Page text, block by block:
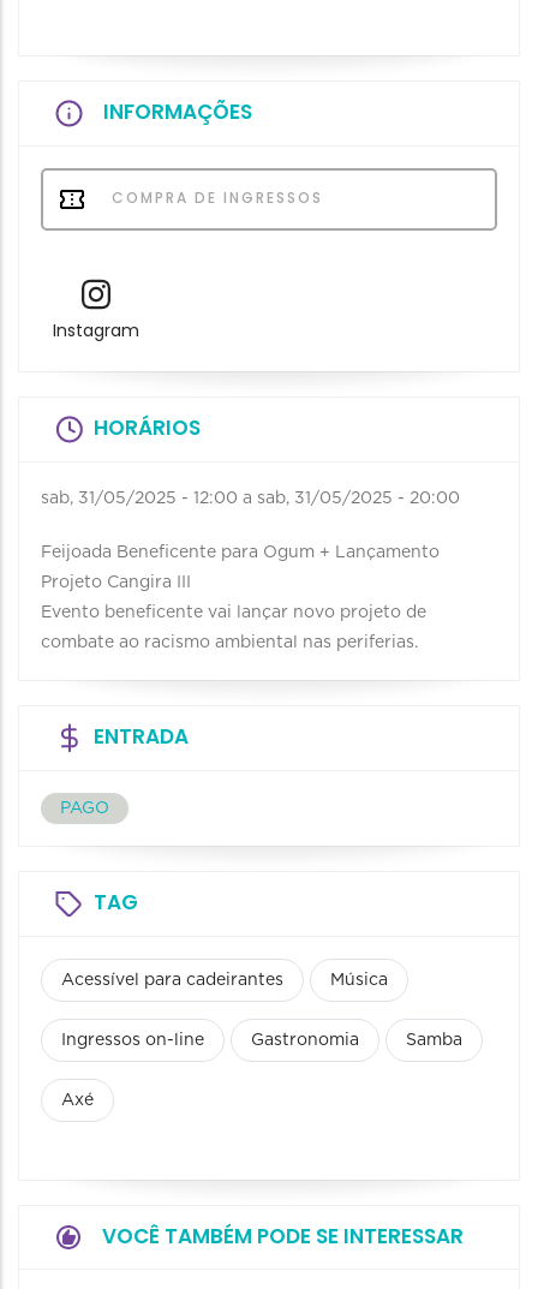
INFORMAÇÕES
COMPRA DE INGRESSOS
Instagram
HORÁRIOS
sab, 31/05/2025 - 12:00 a sab, 31/05/2025 - 20:00
Feijoada Beneficente para Ogum + Lançamento
Projeto Cangira III
Evento beneficente vai lançar novo projeto de
combate ao racismo ambiental nas periferias.
ENTRADA
PAGO
TAG
Acessível para cadeirantes Música
Ingressos on-line Gastronomia Samba
Axé
VOCÊ TAMBÉM PODE SE INTERESSAR